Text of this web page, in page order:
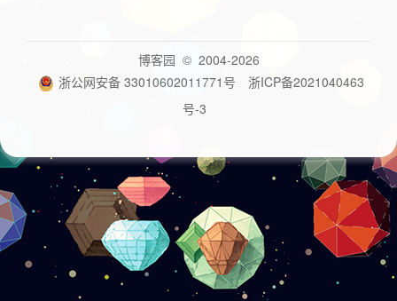
博客园 © 2004-2026
浙公网安备 33010602011771号
浙ICP备2021040463
号-3